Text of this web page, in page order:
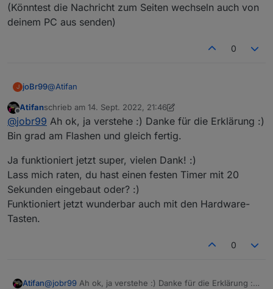
(Könntest die Nachricht zum Seiten wechseln auch von
deinem PC aus senden)
0
J joBr99@Atifan
Normalerweise sendet der Nextion Screen dem ESP32
das Event für die nächste Seite und der ESP leitet das
an der ioBroker Backend weiter, welches die Seite
zusammenbastelt und zurückschickt.
Bei den Hardware Buttons sendet der ESP32 das Event
zum ioBroker Backend, der Nextion Screen bekommt
davon also nix mit, hat also auch kein Touch Event.
(Könntest die Nachricht zum Seiten wechseln auch von
deinem PC aus senden)
Offline
Atifanschrieb am 14. Sept. 2022, 21:46
zuletzt editiert von Atifan
@jobr99 Ah ok, ja verstehe :) Danke für die Erklärung :)
Bin grad am Flashen und gleich fertig.
Ja funktioniert jetzt super, vielen Dank! :)
Lass mich raten, du hast einen festen Timer mit 20
Sekunden eingebaut oder? :)
Funktioniert jetzt wunderbar auch mit den Hardware-
Tasten.
0
Atifan@jobr99 Ah ok, ja verstehe :) Danke für die Erklärung :)